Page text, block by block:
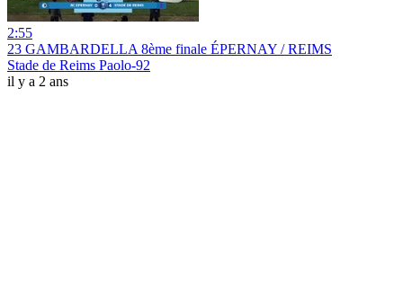
2:55
23 GAMBARDELLA 8ème finale ÉPERNAY / REIMS
Stade de Reims Paolo-92
il y a 2 ans